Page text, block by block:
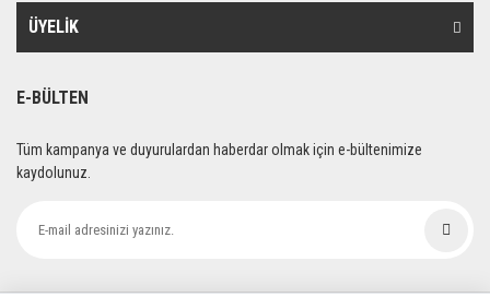
ÜYELİK
E-BÜLTEN
Tüm kampanya ve duyurulardan haberdar olmak için e-bültenimize
kaydolunuz.